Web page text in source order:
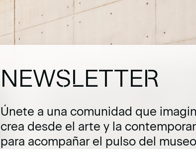
NEWSLETTER
Únete a una comunidad que
crea desde el arte y la
para acompañar el pulso del